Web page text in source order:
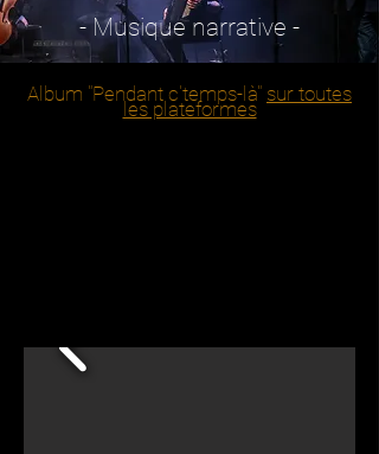
- Musique narrative -
Album "Pendant c'temps-là" sur toutes
les plateformes